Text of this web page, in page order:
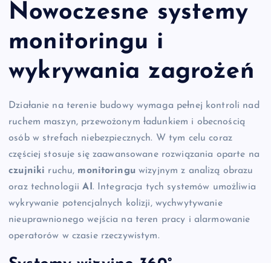
Nowoczesne systemy
monitoringu i
wykrywania zagrożeń
Działanie na terenie budowy wymaga pełnej kontroli nad
ruchem maszyn, przewożonym ładunkiem i obecnością
osób w strefach niebezpiecznych. W tym celu coraz
częściej stosuje się zaawansowane rozwiązania oparte na
czujniki ruchu, monitoringuwizyjnym z analizą obrazu
oraz technologiiAI . Integracja tych systemów umożliwia
wykrywanie potencjalnych kolizji, wychwytywanie
nieuprawnionego wejścia na teren pracy i alarmowanie
operatorów w czasie rzeczywistym.